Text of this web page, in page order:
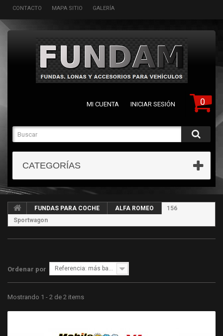
CONTACTO MAPA SITIO GALERÍA
0
MI CUENTA INICIAR SESIÓN
CATEGORÍAS
FUNDAS PARA COCHE ALFA ROMEO
156
Sportwagon
Ordenar por Referencia: más bajo primero
Mostrando 1 - 2 de 2 items